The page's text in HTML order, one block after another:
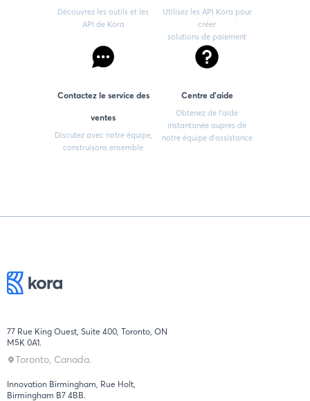
Découvrez les outils et les
API de Kora
Utilisez les API Kora pour
créer
solutions de paiement
Contactez le service des
ventes
Discutez avec notre équipe,
construisons ensemble
Centre d'aide
Obtenez de l'aide
instantanée auprès de
notre équipe d'assistance
77 Rue King Ouest, Suite 400, Toronto, ON
M5K 0A1.
Toronto, Canada.
Innovation Birmingham, Rue Holt,
Birmingham B7 4BB.